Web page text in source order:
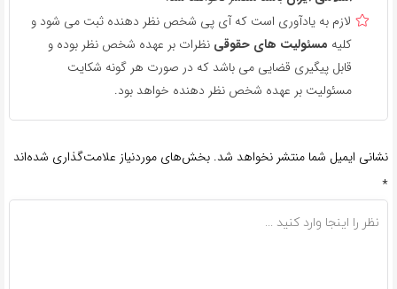
لازم به یادآوری است که آی پی شخص نظر دهنده ثبت می شود و
کلیه مسئولیت های حقوقی نظرات بر عهده شخص نظر بوده و
قابل پیگیری قضایی می باشد که در صورت هر گونه شکایت
مسئولیت بر عهده شخص نظر دهنده خواهد بود.
نشانی ایمیل شما منتشر نخواهد شد. بخش‌های موردنیاز علامت‌گذاری شده‌اند
*